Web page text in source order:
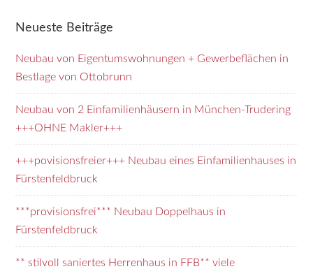
Neueste Beiträge
Neubau von Eigentumswohnungen + Gewerbeflächen in
Bestlage von Ottobrunn
Neubau von 2 Einfamilienhäusern in München-Trudering
+++OHNE Makler+++
+++povisionsfreier+++ Neubau eines Einfamilienhauses in
Fürstenfeldbruck
***provisionsfrei*** Neubau Doppelhaus in
Fürstenfeldbruck
** stilvoll saniertes Herrenhaus in FFB** viele